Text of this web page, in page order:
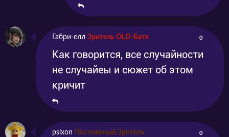
Габри-елл Зритель OLD-Батя 0
Как говорится, все случайности
не случайеы и сюжет об этом
кричит
psixon Постоянный Зритель 0